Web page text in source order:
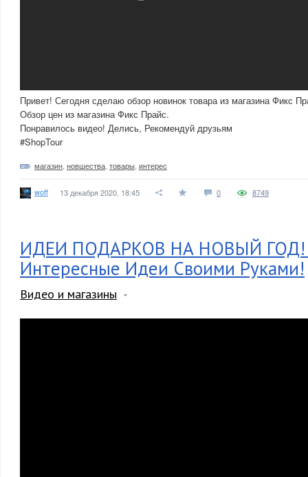
Привет! Сегодня сделаю обзор новинок товара из магазина Фикс
Обзор цен из магазина Фикс Прайс.
Понравилось видео! Делись, Рекомендуй друзьям
#ShopTour
магазин новшества товары интерес
woff 13 декабря 2020, 18:45 0 8749
ИДЕИ ПОДАРКОВ НА НОВЫЙ ГОД!
Интересные Идеи Своими Руками!
Видео и магазины